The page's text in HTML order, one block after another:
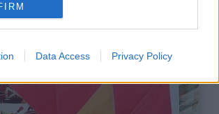
Data Access Privacy Policy